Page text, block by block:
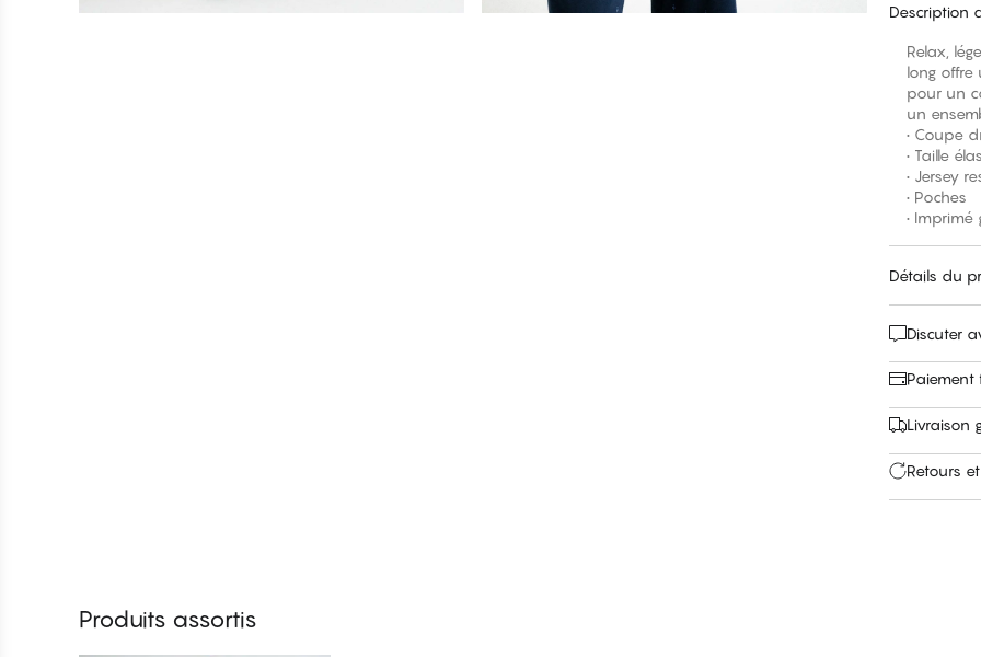
Description
Relax,
long offre
pour un
un
• Coupe
• Taille
• Jersey
• Poches
•
Détails du
Discuter
Paiement
Livraison
Retours
Produits assortis